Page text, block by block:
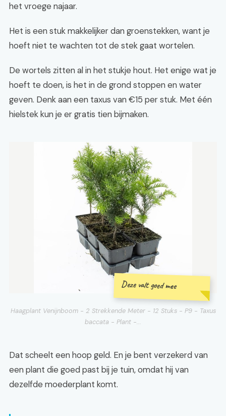
het vroege najaar.
Het is een stuk makkelijker dan groenstekken, want je
hoeft niet te wachten tot de stek gaat wortelen.
De wortels zitten al in het stukje hout. Het enige wat je
hoeft te doen, is het in de grond stoppen en water
geven. Denk aan een taxus van €15 per stuk. Met één
hielstek kun je er gratis tien bijmaken.
Deze valt goed mee
Haagplant Venijnboom - 2 Strekkende Meter - 12 Stuks - P9 - Taxus
baccata - Plant -...
Dat scheelt een hoop geld. En je bent verzekerd van
een plant die goed past bij je tuin, omdat hij van
dezelfde moederplant komt.